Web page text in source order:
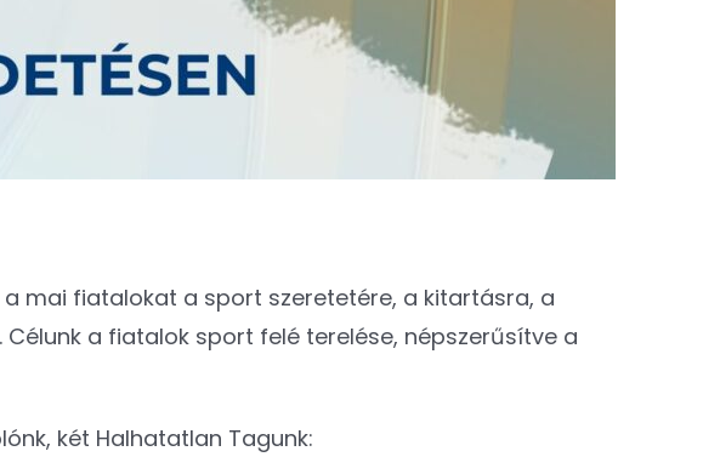
a mai fiatalokat a sport szeretetére, a kitartásra, a
a fiatalok sport felé terelése, népszerűsítve a
két Halhatatlan Tagunk: